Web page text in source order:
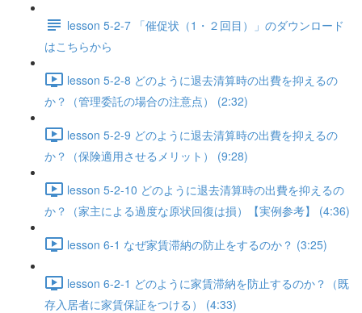
lesson 5-2-7 「催促状（1・２回目）」のダウンロード
はこちらから
lesson 5-2-8 どのように退去清算時の出費を抑えるの
か？（管理委託の場合の注意点） (2:32)
lesson 5-2-9 どのように退去清算時の出費を抑えるの
か？（保険適用させるメリット） (9:28)
lesson 5-2-10 どのように退去清算時の出費を抑えるの
か？（家主による過度な原状回復は損）【実例参考】 (4:36)
lesson 6-1 なぜ家賃滞納の防止をするのか？ (3:25)
lesson 6-2-1 どのように家賃滞納を防止するのか？（既
存入居者に家賃保証をつける） (4:33)